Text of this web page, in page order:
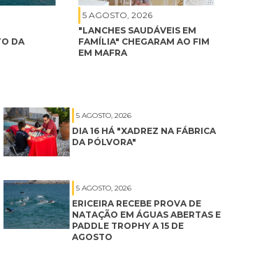
DA
5 AGOSTO, 2026
"LANCHES SAUDÁVEIS EM
FAMÍLIA" CHEGARAM AO FIM
EM MAFRA
5 AGOSTO, 2026
DIA 16 HÁ "XADREZ NA FÁBRICA
DA PÓLVORA"
5 AGOSTO, 2026
ERICEIRA RECEBE PROVA DE
NATAÇÃO EM ÁGUAS ABERTAS E
PADDLE TROPHY A 15 DE
AGOSTO